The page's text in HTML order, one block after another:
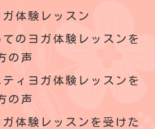
体験レッスン
てのヨガ体験レッスンを
の声
ティヨガ体験レッスンを
の声
体験レッスンを受けた